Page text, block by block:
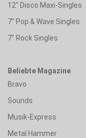
12" Disco Maxi-Singles
7" Pop & Wave Singles
7" Rock Singles
Beliebte Magazine
Bravo
Sounds
Musik-Express
Metal Hammer